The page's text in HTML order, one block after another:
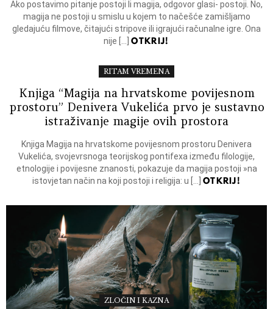
Ako postavimo pitanje postoji li magija, odgovor glasi- postoji. No,
magija ne postoji u smislu u kojem to načešće zamišljamo
gledajuću filmove, čitajući stripove ili igrajući računalne igre. Ona
nije […]OTKRIJ!
RITAM VREMENA
Knjiga “Magija na hrvatskome povijesnom
prostoru” Denivera Vukelića prvo je sustavno
istraživanje magije ovih prostora
Knjiga Magija na hrvatskome povijesnom prostoru Denivera
Vukelića, svojevrsnoga teorijskog pontifexa između filologije,
etnologije i povijesne znanosti, pokazuje da magija postoji »na
istovjetan način na koji postoji i religija: u […] OTKRIJ!
ZLOČIN I KAZNA